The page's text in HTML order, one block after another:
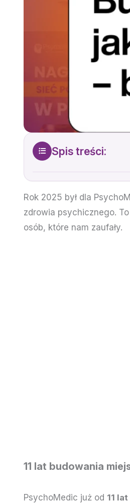
Spis treści:
Rok 2025 był dla
zdrowia psychicznego.
osób, które nam zaufały.
11 lat budowania
PsychoMedic już od 11 lat